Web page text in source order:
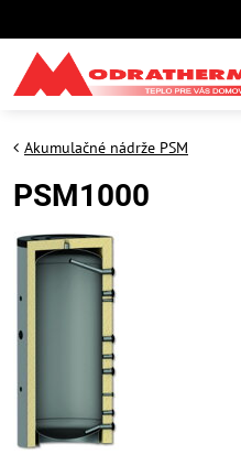
Akumulačné nádrže PSM
PSM1000